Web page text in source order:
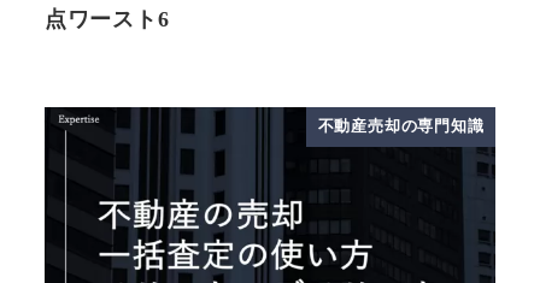
点ワースト6
不動産売却の専門知識